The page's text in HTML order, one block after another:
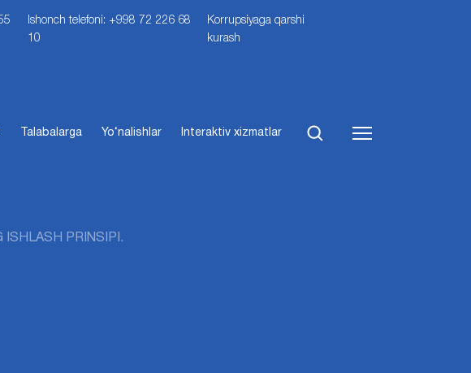
Ishonch telefoni: +998 72 226 68
10
Korrupsiyaga qarshi
kurash
Talabalarga Yo‘nalishlar Interaktiv xizmatlar
ISHLASH PRINSIPI.